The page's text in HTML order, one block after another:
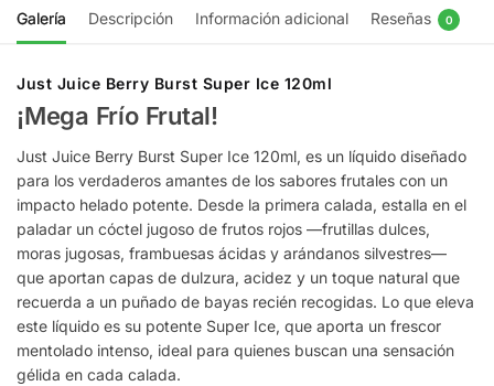
Galería Descripción Información adicional Reseñas 0
Just Juice Berry Burst Super Ice 120ml
¡Mega Frío Frutal!
Just Juice Berry Burst Super Ice 120ml, es un líquido diseñado
para los verdaderos amantes de los sabores frutales con un
impacto helado potente. Desde la primera calada, estalla en el
paladar un cóctel jugoso de frutos rojos —frutillas dulces,
moras jugosas, frambuesas ácidas y arándanos silvestres—
que aportan capas de dulzura, acidez y un toque natural que
recuerda a un puñado de bayas recién recogidas. Lo que eleva
este líquido es su potente Super Ice, que aporta un frescor
mentolado intenso, ideal para quienes buscan una sensación
gélida en cada calada.